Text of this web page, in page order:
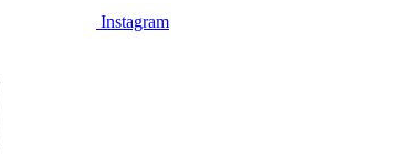
Instagram